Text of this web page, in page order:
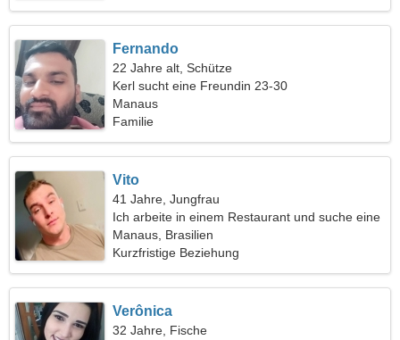
Fernando
22 Jahre alt, Schütze
Kerl sucht eine Freundin 23-30
Manaus
Familie
Vito
41 Jahre, Jungfrau
Ich arbeite in einem Restaurant und suche eine
fröhliche Frau
Manaus, Brasilien
Kurzfristige Beziehung
Verônica
32 Jahre, Fische